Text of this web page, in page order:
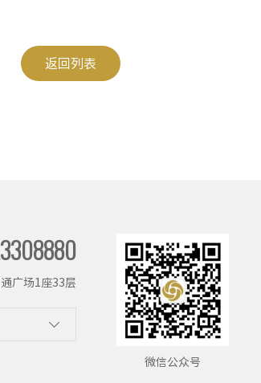
返回列表
广场1座33层
微信公众号